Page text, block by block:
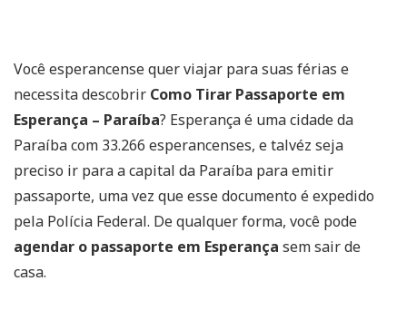
Você esperancense quer viajar para suas férias e
necessita descobrir Como Tirar Passaporte em
Esperança – Paraíba? Esperança é uma cidade da
Paraíba com 33.266 esperancenses, e talvéz seja
preciso ir para a capital da Paraíba para emitir
passaporte, uma vez que esse documento é expedido
pela Polícia Federal. De qualquer forma, você pode
agendar o passaporte em Esperança sem sair de
casa.